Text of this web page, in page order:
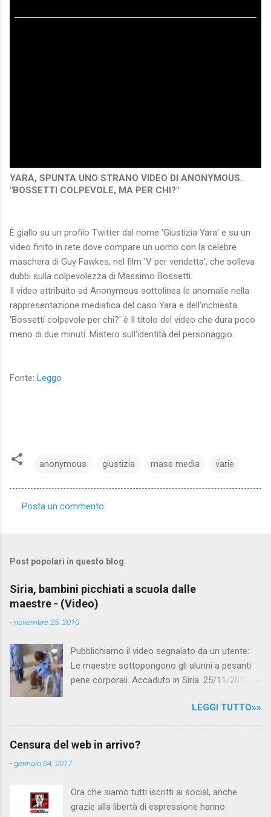
YARA, SPUNTA UNO STRANO VIDEO DI ANONYMOUS.
"BOSSETTI COLPEVOLE, MA PER CHI?"
È giallo su un profilo Twitter dal nome 'Giustizia Yara' e su un
video finito in rete dove compare un uomo con la celebre
maschera di Guy Fawkes, nel film 'V per vendetta', che solleva
dubbi sulla colpevolezza di Massimo Bossetti.
Il video attribuito ad Anonymous sottolinea le anomalie nella
rappresentazione mediatica del caso Yara e dell'inchiesta.
'Bossetti colpevole per chi?' è Il titolo del video che dura poco
meno di due minuti. Mistero sull'identità del personaggio.
Fonte: Leggo
anonymous giustizia mass media varie
e
n
t
Posta un commento
Post popolari in questo blog
Siria, bambini picchiati a scuola dalle
maestre - (Video)
-novembre 25, 2010
Pubblichiamo il video segnalato da un utente:
Le maestre sottopongono gli alunni a pesanti
pene corporali. Accaduto in Siria. 25/11/2010
Canale 5 "Forum" si è interessato al caso,
interpellando prontamente l'ambasciata siriana,
per fare luce sulla vicenda: è emerso che il
scuola. LEGGI IL SERVIZIO . staff
nocensura.com Condividi su Facebook
LEGGI TUTTO»»
Censura del web in arrivo?
-gennaio 04, 2017
Ora che siamo tutti iscritti ai social, anche
grazie alla libertà di espressione hanno